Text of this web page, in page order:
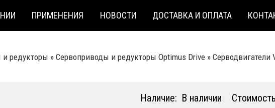
ПРИМЕНЕНИЯ НОВОСТИ ДОСТАВКА И ОПЛАТА
редукторы » Сервоприводы и редукторы Optimus Drive » Серводвигатели
Наличие: В наличии